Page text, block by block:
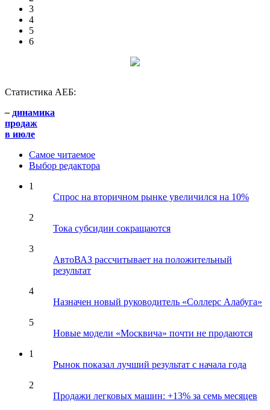
3
4
5
6
Статистика АЕБ:
– динамика
продаж
в июле
Самое читаемое
Выбор редактора
1
Спрос на вторичном рынке увеличился на 10%
2
Тока субсидии сокращаются
3
АвтоВАЗ рассчитывает на положительный
результат
4
Назначен новый руководитель «Соллерс Алабуга»
5
Новые модели «Москвича» почти не продаются
1
Рынок показал лучший результат с начала года
2
Продажи легковых машин: +13% за семь месяцев